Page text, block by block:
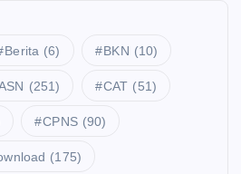
Berita (6) BKN (10)
(251) CAT (51)
CPNS (90)
(175)